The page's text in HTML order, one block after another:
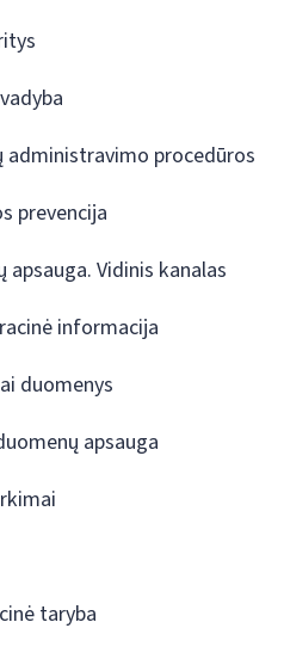
administravimo procedūros
prevencija
apsauga. Vidinis kanalas
informacija
duomenys
apsauga
taryba